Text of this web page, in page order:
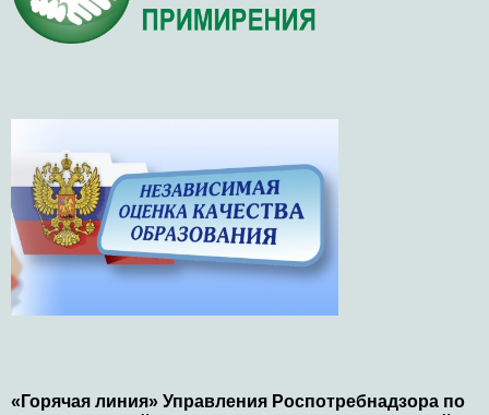
«Горячая линия» Управления Роспотребнадзора по